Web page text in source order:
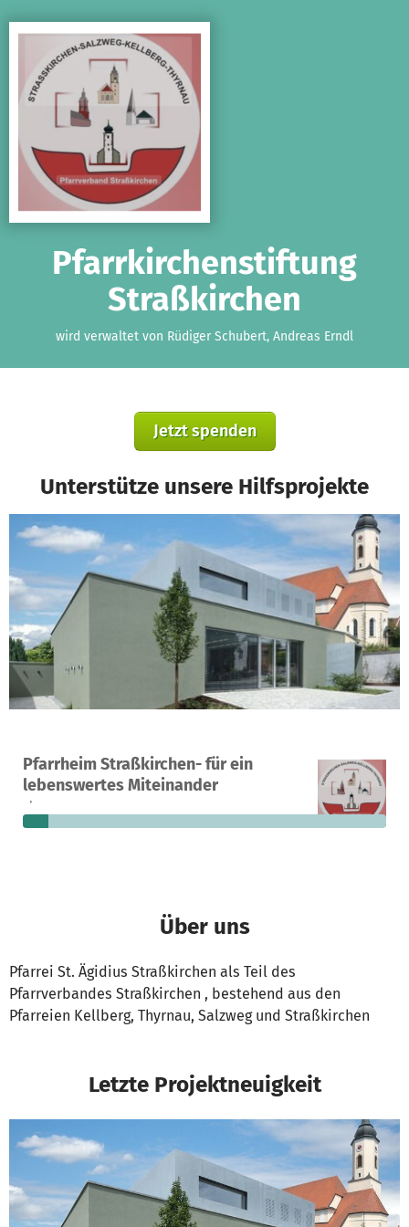
Pfarrkirchenstiftung
Straßkirchen
wird verwaltet von Rüdiger Schubert, Andreas Erndl
Jetzt spenden
Unterstütze unsere Hilfsprojekte
Pfarrheim Straßkirchen- für ein
lebenswertes Miteinander
Ein Projekt in Salzweg, Deutschland
5 7 % 4.635 €
fehlen noch
Über uns
Pfarrei St. Ägidius Straßkirchen als Teil des
Pfarrverbandes Straßkirchen , bestehend aus den
Pfarreien Kellberg, Thyrnau, Salzweg und Straßkirchen
Letzte Projektneuigkeit